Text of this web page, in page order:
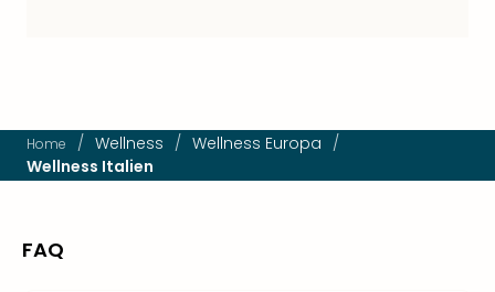
Home / Wellness / Wellness Europa /
Wellness Italien
FAQ